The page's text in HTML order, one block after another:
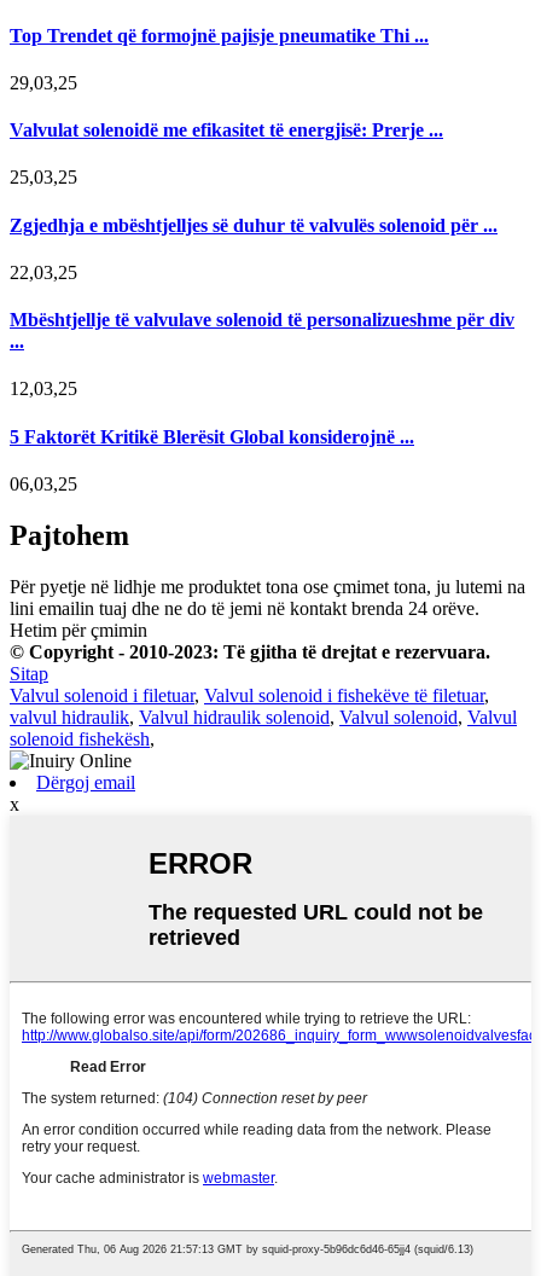
Top Trendet që formojnë pajisje pneumatike Thi ...
29,03,25
Valvulat solenoidë me efikasitet të energjisë: Prerje ...
25,03,25
Zgjedhja e mbështjelljes së duhur të valvulës solenoid për ...
22,03,25
Mbështjellje të valvulave solenoid të personalizueshme për div
...
12,03,25
5 Faktorët Kritikë Blerësit Global konsiderojnë ...
06,03,25
Pajtohem
Për pyetje në lidhje me produktet tona ose çmimet tona, ju lutemi na
lini emailin tuaj dhe ne do të jemi në kontakt brenda 24 orëve.
Hetim për çmimin
© Copyright - 2010-2023: Të gjitha të drejtat e rezervuara.
Sitap
Valvul solenoid i filetuar, Valvul solenoid i fishekëve të filetuar,
valvul hidraulik, Valvul hidraulik solenoid, Valvul solenoid, Valvul
solenoid fishekësh,
Dërgoj email
x